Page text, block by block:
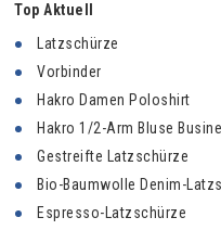
Top Aktuell
Latzschürze
Vorbinder
Hakro Damen Poloshirt
Hakro 1/2-Arm Bluse
Gestreifte Latzschürze
Bio-Baumwolle Denim-
Espresso-Latzschürze